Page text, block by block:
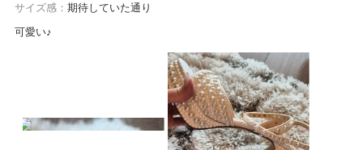
サイズ感： 期待していた通り
可愛い♪